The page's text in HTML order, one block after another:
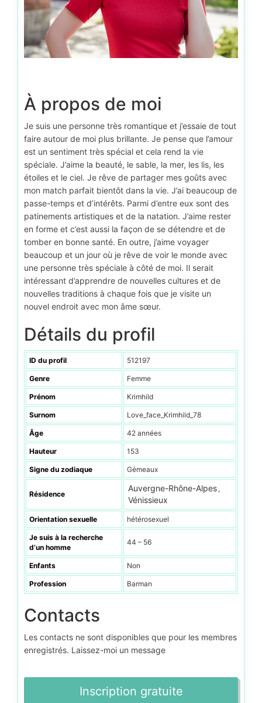
À propos de moi
Je suis une personne très romantique et j’essaie de tout
faire autour de moi plus brillante. Je pense que l’amour
est un sentiment très spécial et cela rend la vie
spéciale. J’aime la beauté, le sable, la mer, les lis, les
étoiles et le ciel. Je rêve de partager mes goûts avec
mon match parfait bientôt dans la vie. J’ai beaucoup de
passe-temps et d’intérêts. Parmi d’entre eux sont des
patinements artistiques et de la natation. J’aime rester
en forme et c’est aussi la façon de se détendre et de
tomber en bonne santé. En outre, j’aime voyager
beaucoup et un jour où je rêve de voir le monde avec
une personne très spéciale à côté de moi. Il serait
intéressant d’apprendre de nouvelles cultures et de
nouvelles traditions à chaque fois que je visite un
nouvel endroit avec mon âme sœur.
Détails du profil
ID du profil 512197
Genre Femme
Prénom Krimhild
Surnom Love_face_Krimhild_78
Âge 42 années
Hauteur 153
Signe du zodiaque Gémeaux
Résidence
Auvergne-Rhône-Alpes ,
Vénissieux
Orientation sexuelle hétérosexuel
Je suis à la recherche
d’un homme
44 – 56
Enfants Non
Profession Barman
Contacts
Les contacts ne sont disponibles que pour les membres
enregistrés. Laissez-moi un message
Inscription gratuite